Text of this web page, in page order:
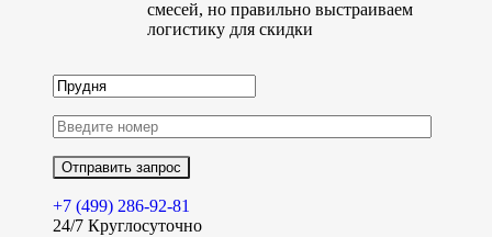
смесей, но правильно выстраиваем
логистику для скидки
+7 (499) 286-92-81
24/7 Круглосуточно